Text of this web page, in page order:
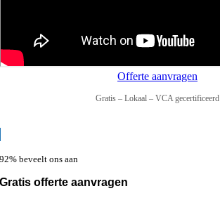
Offerte aanvragen
Gratis – Lokaal – VCA gecertificeerd
92% beveelt ons aan
Gratis offerte aanvragen